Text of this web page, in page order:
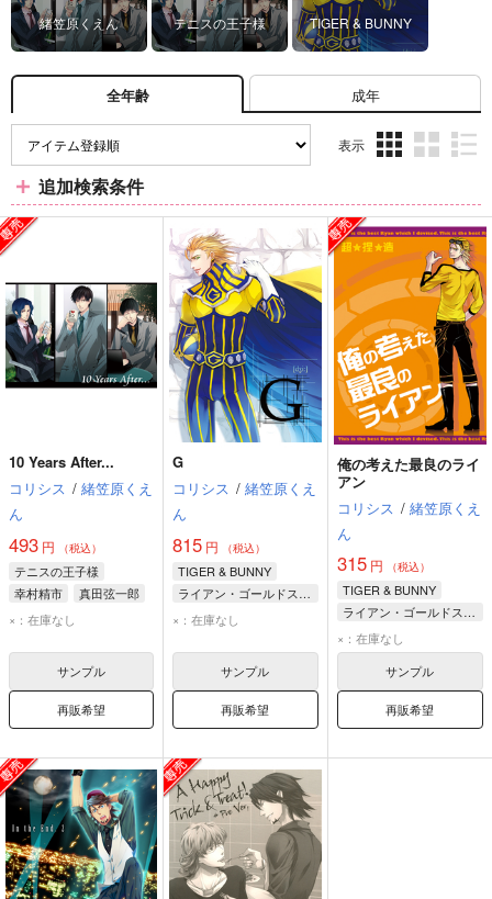
緒笠原くえん テニスの王子様 TIGER & BUNNY
全年齢 成年
表示
ム
表
示
ム
表
示
ム
表
示
追加検索条件
10 Years After...
コリシス / 緒笠原くえ
ん
493 円 （税込）
テニスの王子様
幸村精市
真田弦一郎
柳蓮二
×：在庫なし
サンプル
再販希望
G
コリシス / 緒笠原くえ
ん
815 円 （税込）
TIGER & BUNNY
ライアン・ゴールドスミス
×：在庫なし
サンプル
再販希望
俺の考えた最良のライ
アン
コリシス / 緒笠原くえ
ん
315円 （税込）
TIGER & BUNNY
ライアン・ゴールドスミス
鏑木・T・虎徹
バーナビー・ブルックスJr.
×：在庫なし
サンプル
再販希望